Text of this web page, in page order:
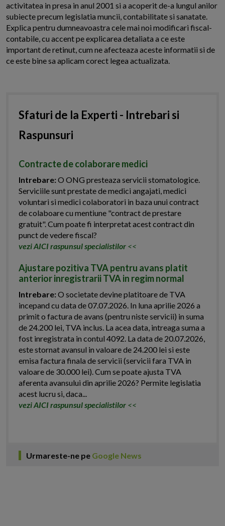
activitatea in presa in anul 2001 si a acoperit de-a lungul anilor
subiecte precum legislatia muncii, contabilitate si sanatate.
Explica pentru dumneavoastra cele mai noi modificari fiscal-
contabile, cu accent pe explicarea detaliata a ce este
important de retinut, cum ne afecteaza aceste informatii si de
ce este bine sa aplicam corect legea actualizata.
Sfaturi de la Experti - Intrebari si
Raspunsuri
Contracte de colaborare medici
Intrebare:O ONG presteaza servicii stomatologice.
Serviciile sunt prestate de medici angajati, medici
voluntari si medici colaboratori in baza unui contract
de colaboare cu mentiune "contract de prestare
gratuit". Cum poate fi interpretat acest contract din
punct de vedere fiscal?
vezi AICI raspunsul specialistilor <<
Ajustare pozitiva TVA pentru avans platit
anterior inregistrarii TVA in regim normal
Intrebare:O societate devine platitoare de TVA
incepand cu data de 07.07.2026. In luna aprilie 2026 a
primit o factura de avans (pentru niste servicii) in suma
de 24.200 lei, TVA inclus. La acea data, intreaga suma a
fost inregistrata in contul 4092. La data de 20.07.2026,
este stornat avansul in valoare de 24.200 lei si este
emisa factura finala de servicii (servicii fara TVA in
valoare de 30.000 lei). Cum se poate ajusta TVA
aferenta avansului din aprilie 2026? Permite legislatia
acest lucru si, daca...
vezi AICI raspunsul specialistilor <<
Urmareste-ne pe Google News